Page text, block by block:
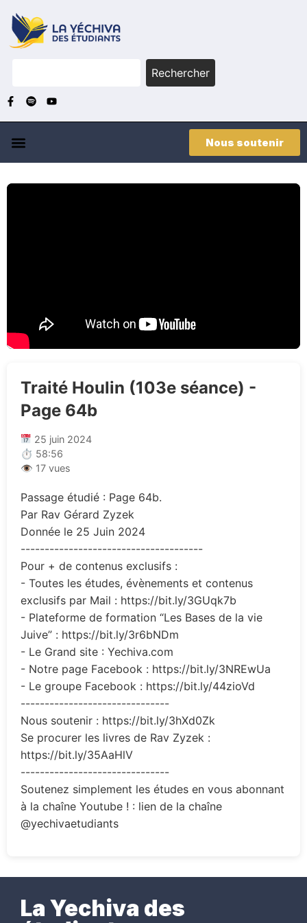
Rechercher
Nous soutenir
Traité Houlin (103e séance) -
Page 64b
25 juin 2024
⏱ 58:56
👁 17 vues
Passage étudié : Page 64b.
Par Rav Gérard Zyzek
Donnée le 25 Juin 2024
--------------------------------------
Pour + de contenus exclusifs :
- Toutes les études, évènements et contenus
exclusifs par Mail : https://bit.ly/3GUqk7b
- Plateforme de formation “Les Bases de la vie
Juive” : https://bit.ly/3r6bNDm
- Le Grand site : Yechiva.com
- Notre page Facebook : https://bit.ly/3NREwUa
- Le groupe Facebook : https://bit.ly/44zioVd
-------------------------------
Nous soutenir : https://bit.ly/3hXd0Zk
Se procurer les livres de Rav Zyzek :
https://bit.ly/35AaHlV
-------------------------------
Soutenez simplement les études en vous abonnant
à la chaîne Youtube ! : lien de la chaîne
@yechivaetudiants
La Yechiva des